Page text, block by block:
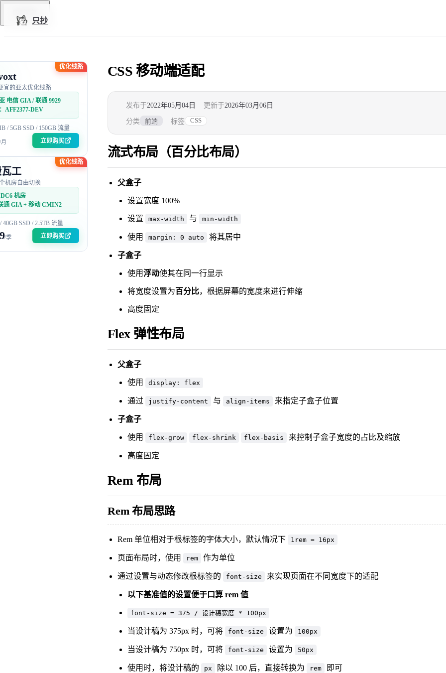
只抄
CSS 移动端适配
发布于2022年05月04日 更新于2026年03月06日
分类 前端 标签 CSS
流式布局（百分比布局）
父盒子
设置宽度 100%
设置 max-width 与 min-width
使用 margin: 0 auto 将其居中
子盒子
使用浮动使其在同一行显示
将宽度设置为百分比，根据屏幕的宽度来进行伸缩
高度固定
Flex 弹性布局
父盒子
使用 display: flex
通过 justify-content 与 align-items 来指定子盒子位置
子盒子
使用 flex-grow flex-shrink flex-basis 来控制子盒子宽度的占比及缩放
高度固定
Rem 布局
Rem 布局思路
Rem 单位相对于根标签的字体大小，默认情况下 1rem = 16px
页面布局时，使用 rem 作为单位
通过设置与动态修改根标签的 font-size 来实现页面在不同宽度下的适配
以下基准值的设置便于口算 rem 值
font-size = 375 / 设计稿宽度 * 100px
当设计稿为 375px 时，可将 font-size 设置为 100px
当设计稿为 750px 时，可将 font-size 设置为 50px
使用时，将设计稿的 px 除以 100 后，直接转换为 rem 即可
优化线路
宜的亚太优化线路
电信 GIA / 联通 9929
AFF2377-DEV
/ 5GB SSD / 150GB 流量
立即购买
优化线路
工
机房自由切换
机房
通 GIA + 移动 CMIN2
40GB SSD / 2.5TB 流量
/季 立即购买